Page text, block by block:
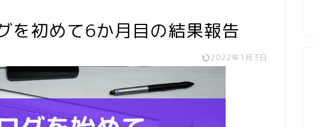
初めて6か月目の結果報告
2022年1月3日